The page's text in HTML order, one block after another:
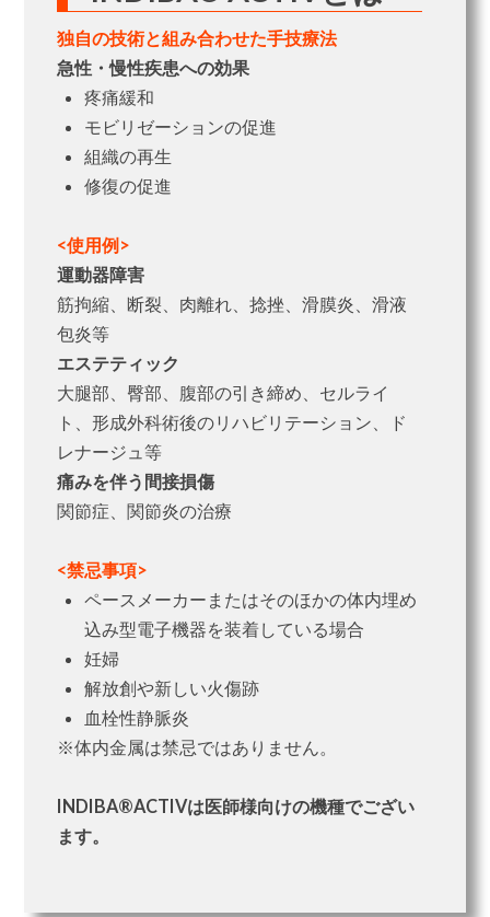
独自の技術と組み合わせた手技療法
急性・慢性疾患への効果
疼痛緩和
モビリゼーションの促進
組織の再生
修復の促進
<使用例>
運動器障害
筋拘縮、断裂、肉離れ、捻挫、滑膜炎、滑液
包炎等
エステティック
大腿部、臀部、腹部の引き締め、セルライ
ト、形成外科術後のリハビリテーション、ド
レナージュ等
痛みを伴う間接損傷
関節症、関節炎の治療
<禁忌事項>
ペースメーカーまたはそのほかの体内埋め
込み型電子機器を装着している場合
妊婦
解放創や新しい火傷跡
血栓性静脈炎
※体内金属は禁忌ではありません。
INDIBA®ACTIVは医師様向けの機種でござい
ます。